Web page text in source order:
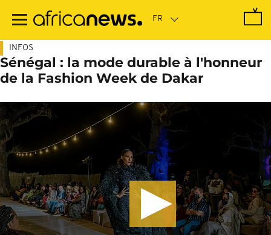
contenu
INFOS
Sénégal : la mode durable à l'honneur
de la Fashion Week de Dakar